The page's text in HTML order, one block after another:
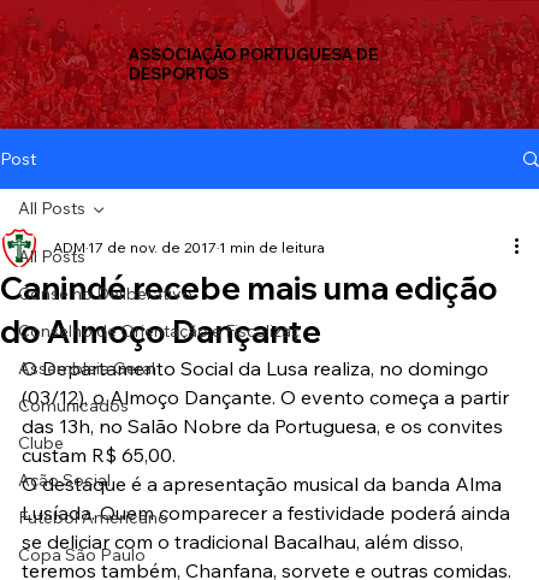
ASSOCIAÇÃO PORTUGUESA DE
DESPORTOS
Post
All Posts
Conselho Deliberativo
Conselho de Orientação e Fiscalizaç
Assembleia Geral
Comunicados
Clube
Ação Social
Futebol Americano
Copa São Paulo
All Posts
Canindé recebe mais uma edição
do Almoço Dançante
ADM 17 de nov. de 2017 1 min de leitura
O Departamento Social da Lusa realiza, no domingo
(03/12), o Almoço Dançante. O evento começa a partir
das 13h, no Salão Nobre da Portuguesa, e os convites
custam R$ 65,00.
O destaque é a apresentação musical da banda Alma
Lusíada. Quem comparecer a festividade poderá ainda
se deliciar com o tradicional Bacalhau, além disso,
teremos também, Chanfana, sorvete e outras comidas.